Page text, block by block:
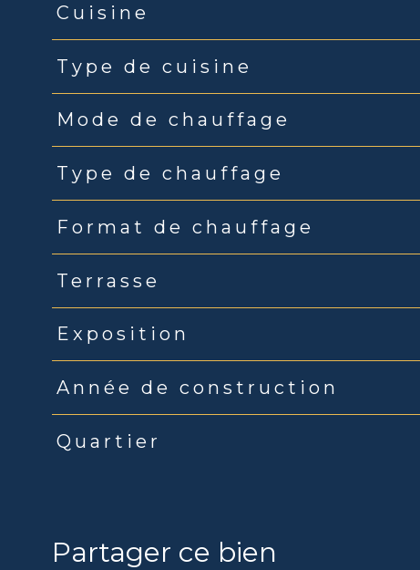
Cuisine
Type de cuisine
Mode de chauffage
Type de chauffage
Format de chauffage
Terrasse
Exposition
Année de construction
Quartier
Partager ce bien